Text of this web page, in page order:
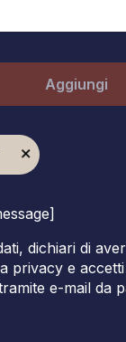
Aggiungi
dichiari di
privacy e
e-mail da